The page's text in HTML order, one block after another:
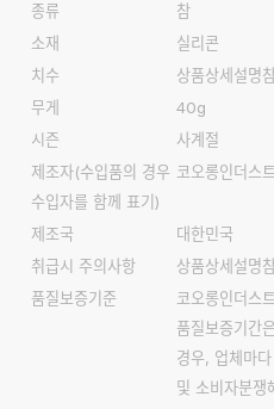
종류
참
소재
실리콘
치수
상품상세설명
무게
40g
시즌
사계절
제조자(수입품의 경우
수입자를 함께 표기)
코오롱인더스
제조국
대한민국
취급시 주의사항
상품상세설명
품질보증기준
코오롱인더스
품질보증기간
경우, 업체마
및 소비자분쟁